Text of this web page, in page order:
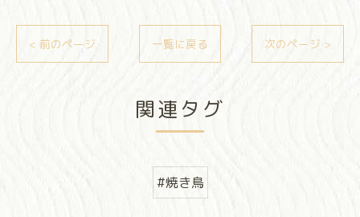
< 前のページ 一覧に戻る 次のページ >
関連タグ
#焼き鳥